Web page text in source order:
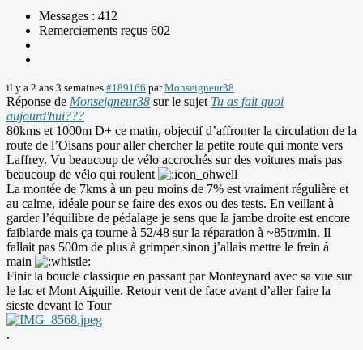
Messages : 412
Remerciements reçus 602
il y a 2 ans 3 semaines #189166 parMonseigneur38
Réponse de Monseigneur38 sur le sujet Tu as fait quoi
aujourd'hui???
80kms et 1000m D+ ce matin, objectif d’affronter la circulation de la
route de l’Oisans pour aller chercher la petite route qui monte vers
Laffrey. Vu beaucoup de vélo accrochés sur des voitures mais pas
beaucoup de vélo qui roulent
La montée de 7kms à un peu moins de 7% est vraiment régulière et
au calme, idéale pour se faire des exos ou des tests. En veillant à
garder l’équilibre de pédalage je sens que la jambe droite est encore
faiblarde mais ça tourne à 52/48 sur la réparation à ~85tr/min. Il
fallait pas 500m de plus à grimper sinon j’allais mettre le frein à
main
Finir la boucle classique en passant par Monteynard avec sa vue sur
le lac et Mont Aiguille. Retour vent de face avant d’aller faire la
sieste devant le Tour
.